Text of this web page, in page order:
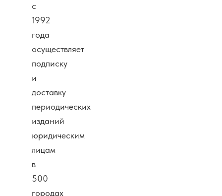
с
1992
года
осуществляет
подписку
и
доставку
периодических
изданий
юридическим
лицам
в
500
городах